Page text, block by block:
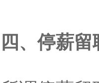
四、停薪留